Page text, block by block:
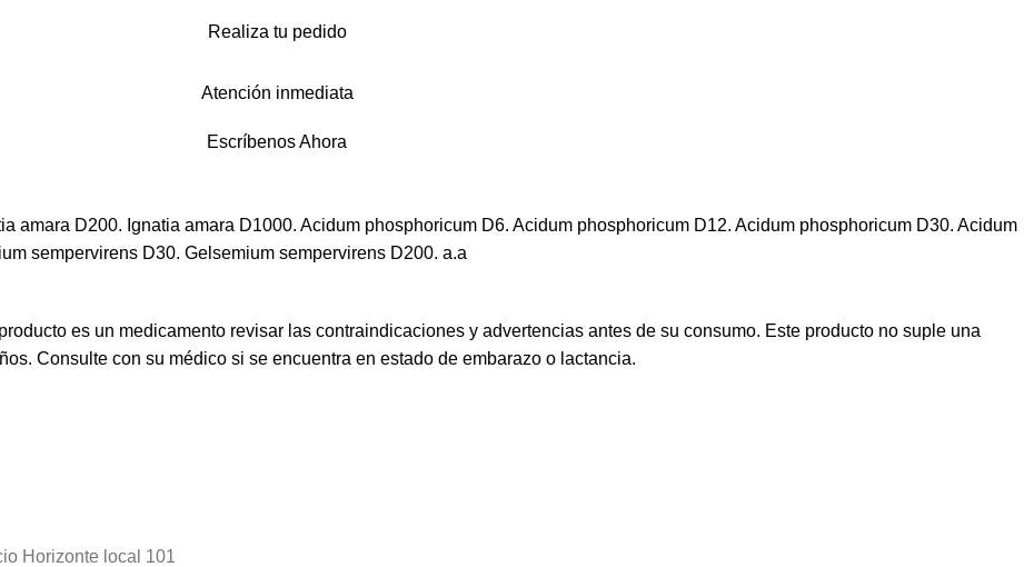
Realiza tu pedido
Atención inmediata
Escríbenos Ahora
amara D200. Ignatia amara D1000. Acidum phosphoricum D6. Acidum phosphoricum D12. Acidum phosphoricum D30. Acidum
sempervirens D30. Gelsemium sempervirens D200. a.a
es un medicamento revisar las contraindicaciones y advertencias antes de su consumo. Este producto no suple una
Consulte con su médico si se encuentra en estado de embarazo o lactancia.
Horizonte local 101